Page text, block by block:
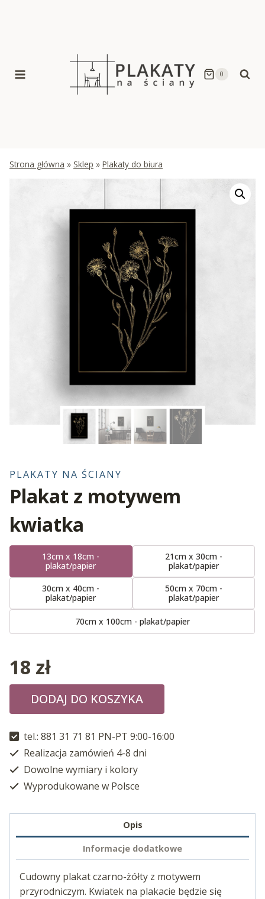
0
Strona główna » Sklep » Plakaty do biura
PLAKATY NA ŚCIANY
Plakat z motywem
kwiatka
13cm x 18cm -
plakat/papier
21cm x 30cm -
plakat/papier
30cm x 40cm -
plakat/papier
50cm x 70cm -
plakat/papier
70cm x 100cm - plakat/papier
18 zł
DODAJ DO KOSZYKA
tel.: 881 31 71 81 PN-PT 9:00-16:00
Realizacja zamówień 4-8 dni
Dowolne wymiary i kolory
Wyprodukowane w Polsce
Opis
Informacje dodatkowe
Cudowny plakat czarno-żółty z motywem
przyrodniczym. Kwiatek na plakacie będzie się